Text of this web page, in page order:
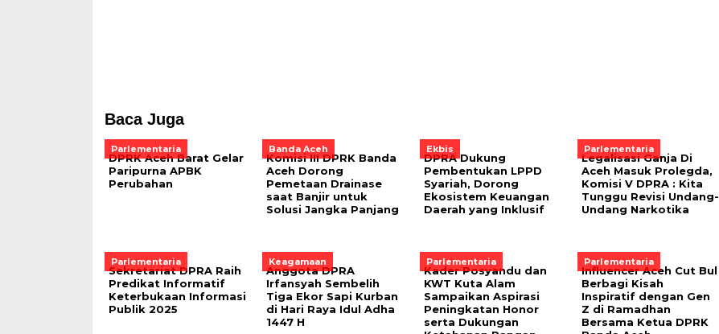
Baca Juga
Parlementaria
DPRK Aceh Barat Gelar
Paripurna APBK
Perubahan
Banda Aceh
Komisi III DPRK Banda
Aceh Dorong
Pemetaan Drainase
saat Banjir untuk
Solusi Jangka Panjang
Ekbis
DPRA Dukung
Pembentukan LPPD
Syariah, Dorong
Ekosistem Keuangan
Daerah yang Inklusif
Parlementaria
Legalisasi Ganja Di
Aceh Masuk Prolegda,
Komisi V DPRA : Kita
Tunggu Revisi Undang-
Undang Narkotika
Parlementaria
Sekretariat DPRA Raih
Predikat Informatif
Keterbukaan Informasi
Publik 2025
Keagamaan
Anggota DPRA
Irfansyah Sembelih
Tiga Ekor Sapi Kurban
di Hari Raya Idul Adha
1447 H
Parlementaria
Kader Posyandu dan
KWT Kuta Alam
Sampaikan Aspirasi
Peningkatan Honor
serta Dukungan
Parlementaria
Influencer Aceh Cut Bul
Berbagi Kisah
Inspiratif dengan Gen
Z di Ramadhan
Bersama Ketua DPRK